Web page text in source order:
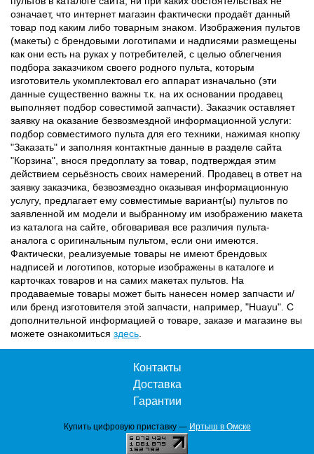
означает, что интернет магазин фактически продаёт данный
товар под каким либо товарным знаком. Изображения пультов
(макеты) с брендовыми логотипами и надписями размещены
как они есть на руках у потребителей, с целью облегчения
подбора заказчиком своего родного пульта, которым
изготовитель укомплектовал его аппарат изначально (эти
данные существенно важны т.к. на их основании продавец
выполняет подбор совестимой запчасти). Заказчик оставляет
заявку на оказание безвозмездной информационной услуги:
подбор совместимого пульта для его техники, нажимая кнопку
"Заказать" и заполняя контактные данные в разделе сайта
"Корзина", внося предоплату за товар, подтверждая этим
действием серьёзность своих намерений. Продавец в ответ на
заявку заказчика, безвозмездно оказывая информационную
услугу, предлагает ему совместимые вариант(ы) пультов по
заявленной им модели и выбранному им изображению макета
из каталога на сайте, обговаривая все различия пульта-
аналога с оригинальным пультом, если они имеются.
Фактически, реализуемые товары не имеют брендовых
надписей и логотипов, которые изображены в каталоге и
карточках товаров и на самих макетах пультов. На
продаваемые товары может быть нанесен номер запчасти и/
или бренд изготовителя этой запчасти, например, "Huayu". С
дополнительной информацией о товаре, заказе и магазине вы
можете ознакомиться здесь
Контакты
Доставка
Гарантии
Купить цифровую приставку — Иртыш в Омске